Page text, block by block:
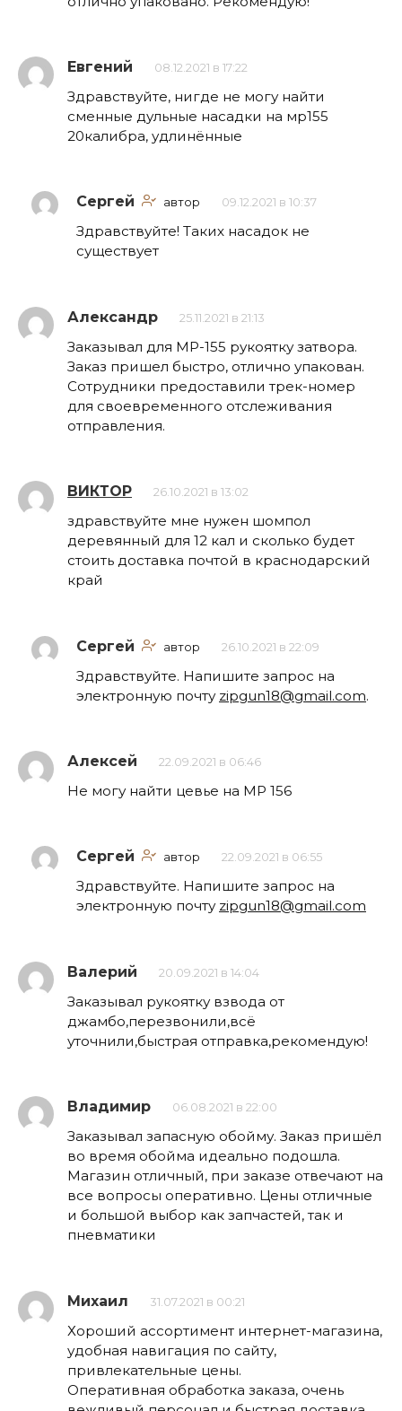
Евгений 08.12.2021 в 17:22
Здравствуйте, нигде не могу найти
сменные дульные насадки на мр155
20калибра, удлинённые
Сергей автор 09.12.2021 в 10:37
Здравствуйте! Таких насадок не
существует
Александр 25.11.2021 в 21:13
Заказывал для МР-155 рукоятку затвора.
Заказ пришел быстро, отлично упакован.
Сотрудники предоставили трек-номер
для своевременного отслеживания
отправления.
ВИКТОР 26.10.2021 в 13:02
здравствуйте мне нужен шомпол
деревянный для 12 кал и сколько будет
стоить доставка почтой в краснодарский
край
Сергей автор 26.10.2021 в 22:09
Здравствуйте. Напишите запрос на
электронную почту zipgun18@gmail.com.
Алексей 22.09.2021 в 06:46
Не могу найти цевье на МР 156
Сергей автор 22.09.2021 в 06:55
Здравствуйте. Напишите запрос на
электронную почту zipgun18@gmail.com
Валерий 20.09.2021 в 14:04
Заказывал рукоятку взвода от
джамбо,перезвонили,всё
уточнили,быстрая отправка,рекомендую!
Владимир 06.08.2021 в 22:00
Заказывал запасную обойму. Заказ пришёл
во время обойма идеально подошла.
Магазин отличный, при заказе отвечают на
все вопросы оперативно. Цены отличные
и большой выбор как запчастей, так и
пневматики
Михаил 31.07.2021 в 00:21
Хороший ассортимент интернет-магазина,
удобная навигация по сайту,
привлекательные цены.
Оперативная обработка заказа, очень